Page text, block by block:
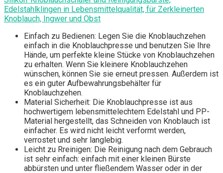
Edelstahlklingen in Lebensmittelqualität, für Zerkleinerten
Knoblauch, Ingwer und Obst
Einfach zu Bedienen: Legen Sie die Knoblauchzehen
einfach in die Knoblauchpresse und benutzen Sie Ihre
Hände, um perfekte kleine Stücke von Knoblauchzehen
zu erhalten. Wenn Sie kleinere Knoblauchzehen
wünschen, können Sie sie erneut pressen. Außerdem ist
es ein guter Aufbewahrungsbehälter für
Knoblauchzehen.
Material Sicherheit: Die Knoblauchpresse ist aus
hochwertigem lebensmittelechtem Edelstahl und PP-
Material hergestellt, das Schneiden von Knoblauch ist
einfacher. Es wird nicht leicht verformt werden,
verrostet und sehr langlebig.
Leicht zu Rreinigen: Die Reinigung nach dem Gebrauch
ist sehr einfach: einfach mit einer kleinen Bürste
abbürsten und unter fließendem Wasser oder in der